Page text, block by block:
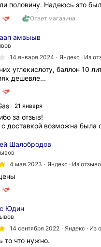
половину. Надеюсь это
Ответ магазина
амвыыв
14 января 2024
Яндекс · Из
углекислоту, баллон 10
дешевле...
21 января
за отзыв!
доставкой возможна была
Шалобродов
4 мая 2023
Яндекс · Из
Юдин
14 сентября 2022
Яндекс · Из
то что нужно.